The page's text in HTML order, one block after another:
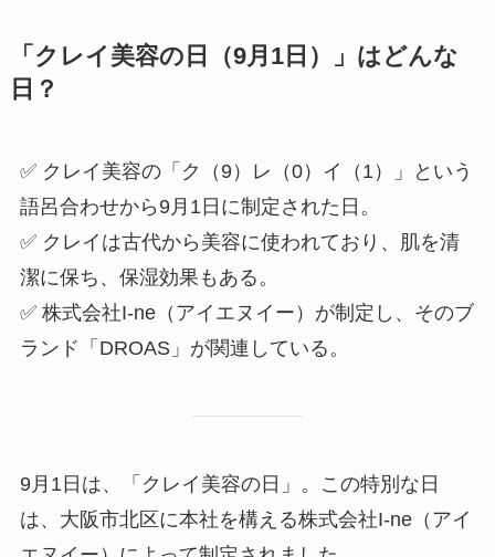
「クレイ美容の日（9月1日）」はどんな
日？
✅ クレイ美容の「ク（9）レ（0）イ（1）」という
語呂合わせから9月1日に制定された日。
✅ クレイは古代から美容に使われており、肌を清
潔に保ち、保湿効果もある。
✅ 株式会社I-ne（アイエヌイー）が制定し、そのブ
ランド「DROAS」が関連している。
9月1日は、「クレイ美容の日」。この特別な日
は、大阪市北区に本社を構える株式会社I-ne（アイ